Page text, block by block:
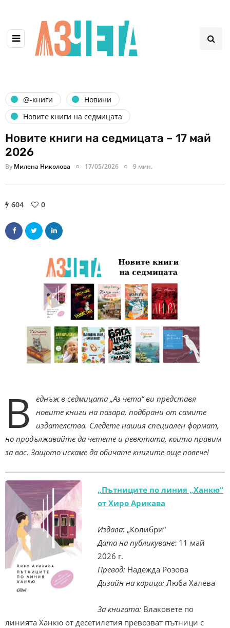
@-книги
Новини
Новите книги на седмицата
Новите книги на седмицата – 17 май
2026
By Милена Николова 17/05/2026 9 мин.
604 0
В
еднъж в седмицата „Аз чета“ ви представя
новите книги на пазара, подбрани от самите
издателства. Следете нашия специален формат,
но продължавайте да четете и ревютата, които правим
за вас. Защото искаме да обичате книгите още повече!
„Пътниците по линия „Ханкю“
от Хиро Арикава
Издава: „Колибри“
Дата на публикуване: 11 май
2026 г.
Превод: Надeжда Розова
Дизайн на корица: Люба Халева
За книгата: Влаковете по
линията Ханкю от десетилетия превозват пътници с